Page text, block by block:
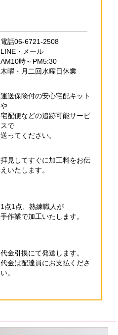
電話06-6721-2508
LINE・メール
AM10時～PM5:30
木曜・月二回水曜日休業
運送保険付の安心宅配キット
や
宅配便などの追跡可能サービ
スで
送ってください。
拝見してすぐに加工料をお伝
え いたします。
1点1点、熟練職人が
手作業で加工いたします。
代金引換にて発送します。
代金は配達員にお支払くださ
い。